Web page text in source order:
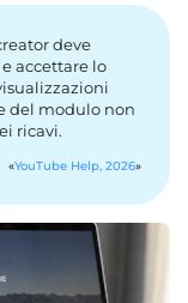
deve
accettare lo
del modulo non
ricavi.
YouTube Help, 2026